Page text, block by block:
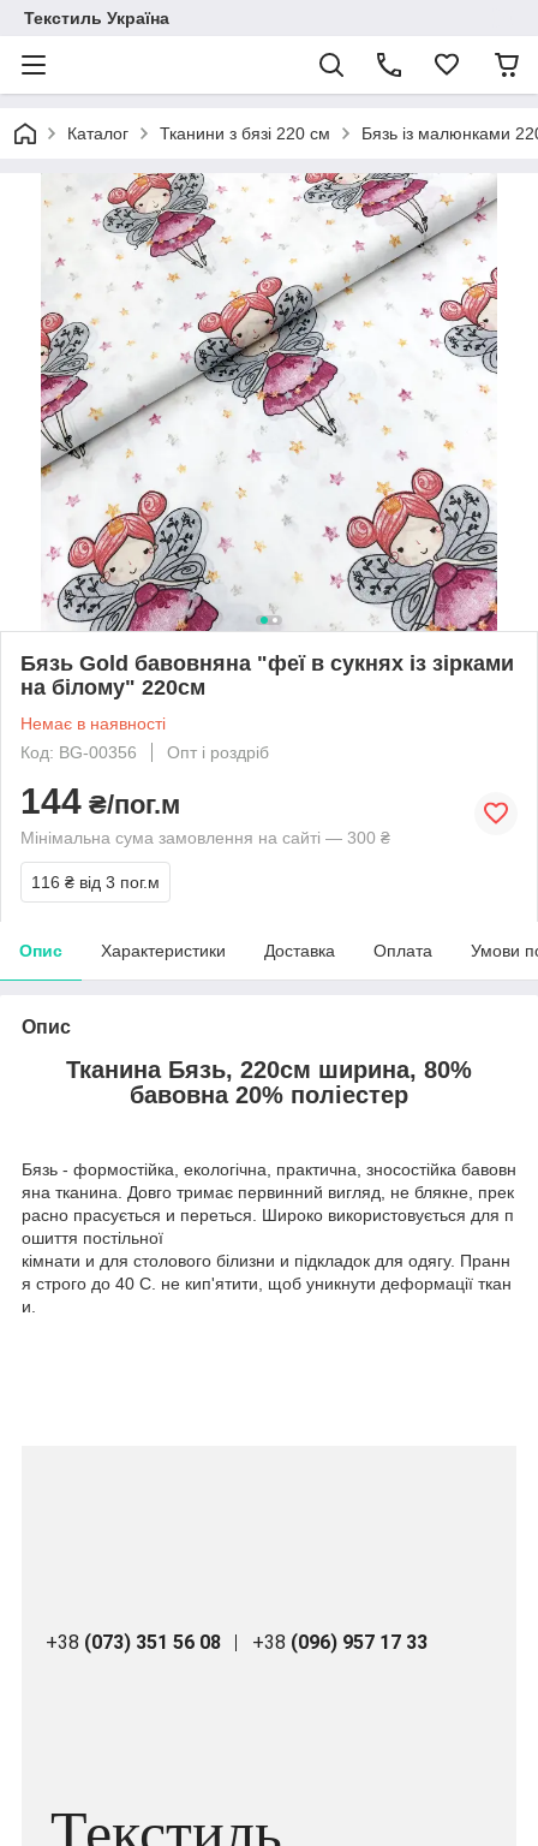
Текстиль Україна
Каталог Тканини з бязі 220 см Бязь із малюнками
Бязь Gold бавовняна "феї в сукнях із зірками
на білому" 220см
Немає в наявності
Код: BG-00356
Опт і роздріб
144 ₴/пог.м
Мінімальна сума замовлення на сайті — 300 ₴
116 ₴ від 3 пог.м
Опис Характеристики Доставка Оплата Умови
Опис
Тканина Бязь, 220см ширина, 80%
бавовна 20% поліестер
Бязь - формостійка, екологічна, практична, зносостійка бавовн
яна тканина. Довго тримає первинний вигляд, не блякне, прек
расно прасується и переться. Широко використовується для п
ошиття постільної
кімнати и для столового білизни и підкладок для одягу. Пранн
я строго до 40 С. не кип'ятити, щоб уникнути деформації ткан
и.
+38 (073) 351 56 08 +38 (096) 957 17 33